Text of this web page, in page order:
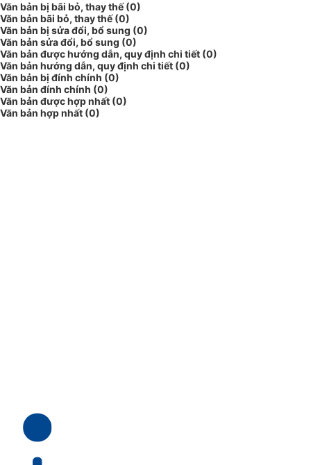
Văn bản bị bãi bỏ, thay thế (0)
Văn bản bãi bỏ, thay thế (0)
Văn bản bị sửa đổi, bổ sung (0)
Văn bản sửa đổi, bổ sung (0)
Văn bản được hướng dẫn, quy định chi tiết (0)
Văn bản hướng dẫn, quy định chi tiết (0)
Văn bản bị đính chính (0)
Văn bản đính chính (0)
Văn bản được hợp nhất (0)
Văn bản hợp nhất (0)